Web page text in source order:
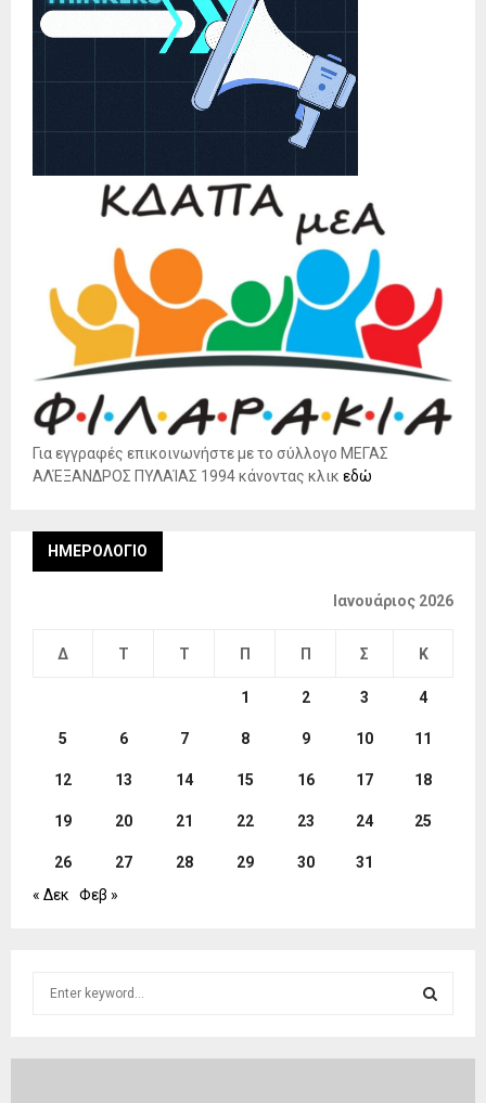
Για εγγραφές επικοινωνήστε με το σύλλογο ΜΕΓΑΣ
ΑΛΈΞΑΝΔΡΟΣ ΠΥΛΑΊΑΣ 1994 κάνοντας κλικ εδώ
ΗΜΕΡΟΛΌΓΙΟ
Ιανουάριος 2026
Δ Τ Τ Π Π Σ Κ
1 2 3 4
5 6 7 8 9 10 11
12 13 14 15 16 17 18
19 20 21 22 23 24 25
26 27 28 29 30
31
« Δεκ
Φεβ »